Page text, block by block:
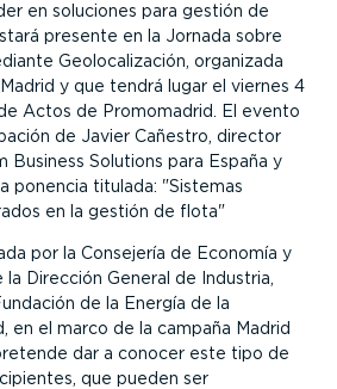
en soluciones para gestión de
presente en la Jornada sobre
Geolocalización, organizada
y que tendrá lugar el viernes 4
Actos de Promomadrid. El evento
de Javier Cañestro, director
Business Solutions para España y
ponencia titulada:
Sistemas
en la gestión de flota
por la Consejería de Economía y
la Dirección General de Industria,
de la Energía de la
en el marco de la campaña Madrid
dar a conocer este tipo de
que pueden ser